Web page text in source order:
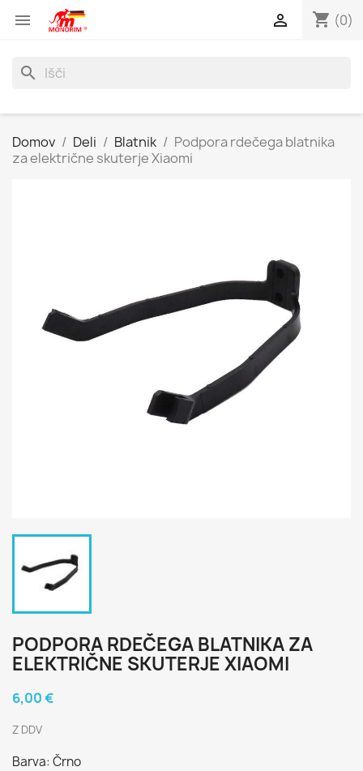
 shopping_cart (0)

search
Domov Deli Blatnik
Podpora rdečega blatnika
za električne skuterje Xiaomi
PODPORA RDEČEGA BLATNIKA ZA
ELEKTRIČNE SKUTERJE XIAOMI
6,00 €
Z DDV
Barva: Črno